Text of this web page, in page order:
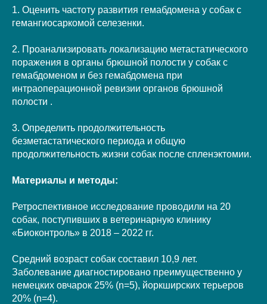
1. Оценить частоту развития гемабдомена у собак с
гемангиосаркомой селезенки.
2. Проанализировать локализацию метастатического
поражения в органы брюшной полости у собак с
гемабдоменом и без гемабдомена при
интраоперационной ревизии органов брюшной
полости .
3. Определить продолжительность
безметастатического периода и общую
продолжительность жизни собак после спленэктомии.
Материалы и методы:
Ретроспективное исследование проводили на 20
собак, поступивших в ветеринарную клинику
«Биоконтроль» в 2018 – 2022 гг.
Средний возраст собак составил 10,9 лет.
Заболевание диагностировано преимущественно у
немецких овчарок 25% (n=5), йоркширских терьеров
20% (n=4).